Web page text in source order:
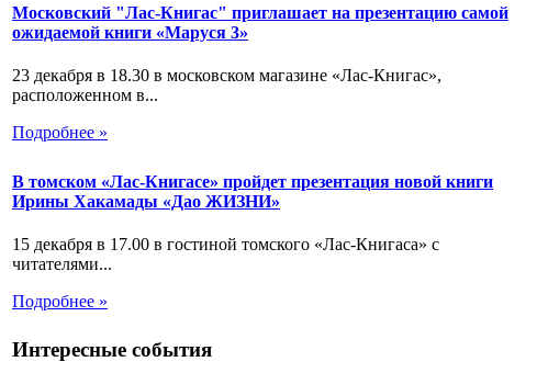
Московский "Лас-Книгас" приглашает на презентацию самой
ожидаемой книги «Маруся 3»
23 декабря в 18.30 в московском магазине «Лас-Книгас»,
расположенном в...
Подробнее »
В томском «Лас-Книгасе» пройдет презентация новой книги
Ирины Хакамады «Дао ЖИЗНИ»
15 декабря в 17.00 в гостиной томского «Лас-Книгаса» с
читателями...
Подробнее »
Интересные события